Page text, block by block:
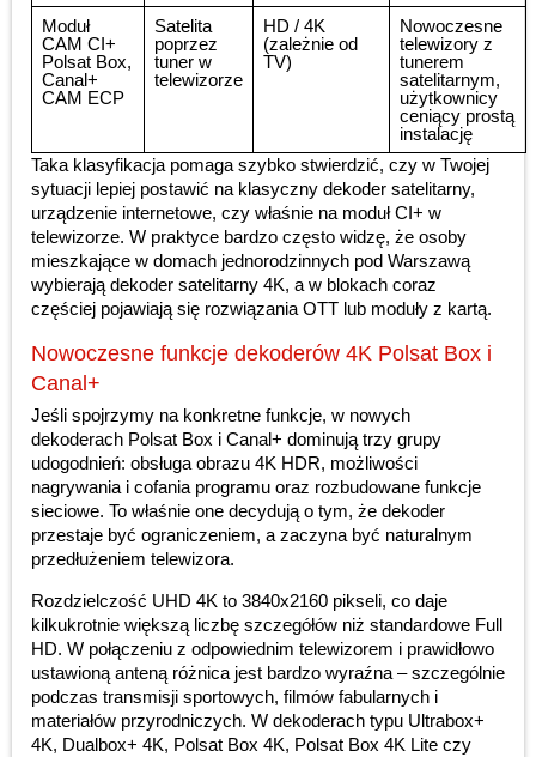
Moduł
CAM CI+
Polsat Box,
Canal+
CAM ECP
Satelita
poprzez
tuner w
telewizorze
HD / 4K
(zależnie od
TV)
Nowoczesne
telewizory z
tunerem
satelitarnym,
użytkownicy
ceniący prostą
instalację
Taka klasyfikacja pomaga szybko stwierdzić, czy w Twojej
sytuacji lepiej postawić na klasyczny dekoder satelitarny,
urządzenie internetowe, czy właśnie na moduł CI+ w
telewizorze. W praktyce bardzo często widzę, że osoby
mieszkające w domach jednorodzinnych pod Warszawą
wybierają dekoder satelitarny 4K, a w blokach coraz
częściej pojawiają się rozwiązania OTT lub moduły z kartą.
Nowoczesne funkcje dekoderów 4K Polsat Box i
Canal+
Jeśli spojrzymy na konkretne funkcje, w nowych
dekoderach Polsat Box i Canal+ dominują trzy grupy
udogodnień: obsługa obrazu 4K HDR, możliwości
nagrywania i cofania programu oraz rozbudowane funkcje
sieciowe. To właśnie one decydują o tym, że dekoder
przestaje być ograniczeniem, a zaczyna być naturalnym
przedłużeniem telewizora.
Rozdzielczość UHD 4K to 3840x2160 pikseli, co daje
kilkukrotnie większą liczbę szczegółów niż standardowe Full
HD. W połączeniu z odpowiednim telewizorem i prawidłowo
ustawioną anteną różnica jest bardzo wyraźna – szczególnie
podczas transmisji sportowych, filmów fabularnych i
materiałów przyrodniczych. W dekoderach typu Ultrabox+
4K, Dualbox+ 4K, Polsat Box 4K, Polsat Box 4K Lite czy